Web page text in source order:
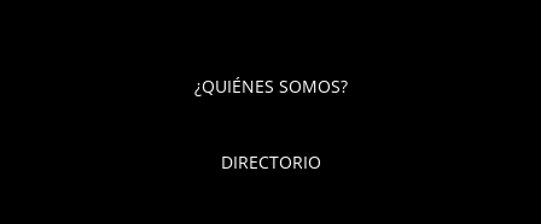
¿QUIÉNES SOMOS?
DIRECTORIO